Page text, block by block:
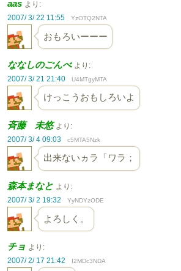
aas より:
2007/ 3/ 22 11:55
YzOTQ2NTA
おもろいーーー
ななしのごんべ より:
2007/ 3/ 21 21:40
U4MTgyMTA
けっこうおもしろいよ
斉藤 未悠 より:
2007/ 3/ 4 09:03
c5MTA5Nzk
出来ないヵラ「ワラ；
森本まなと より:
2007/ 3/ 2 19:32
YyNDYzODE
よろしく。
チョ より:
2007/ 2/ 17 21:42
I2MDc3NDA